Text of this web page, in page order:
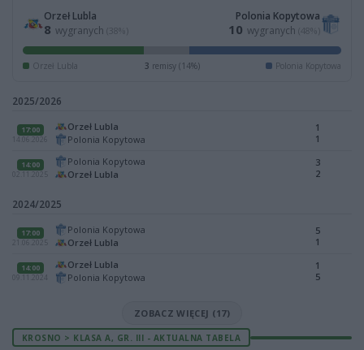
Orzeł Lubla
8 wygranych (38%)
Polonia Kopytowa
10 wygranych (48%)
Orzeł Lubla 3 remisy (14%) Polonia Kopytowa
2025/2026
17:00
14.06.2026
Orzeł Lubla
Polonia Kopytowa
1
1
14:00
02.11.2025
Polonia Kopytowa
Orzeł Lubla
3
2
2024/2025
17:00
21.06.2025
Polonia Kopytowa
Orzeł Lubla
5
1
14:00
09.11.2024
Orzeł Lubla
Polonia Kopytowa
1
5
ZOBACZ WIĘCEJ (17)
KROSNO > KLASA A, GR. III - AKTUALNA TABELA